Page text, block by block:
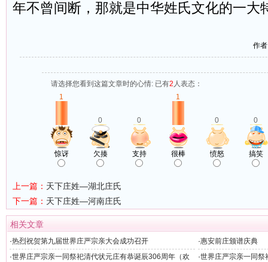
年不曾间断，那就是中华姓氏文化的一大
作
请选择您看到这篇文章时的心情: 已有2 人表态：
1
0 0
1
0 0
惊讶 欠揍 支持 很棒 愤怒 搞笑
上一篇： 天下庄姓—湖北庄氏
下一篇： 天下庄姓—河南庄氏
相关文章
·热烈祝贺第九届世界庄严宗亲大会成功召开 ·惠安前庄颁谱庆典
·世界庄严宗亲一同祭祀清代状元庄有恭诞辰306周年（欢
·世界庄严宗亲一同祭